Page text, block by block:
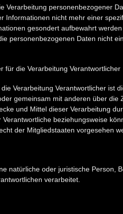
Verarbeitung personenbezogener
Informationen nicht mehr einer
gesondert aufbewahrt
personenbezogenen Daten nicht
die Verarbeitung Verantwortlicher
Verarbeitung Verantwortlicher ist
gemeinsam mit anderen über
und Mittel dieser Verarbeitung
beziehungsweise
der Mitgliedstaaten vorgesehen
natürliche oder juristische Person,
verarbeitet.